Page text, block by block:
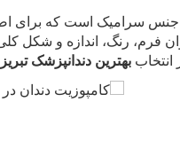
از جنس سرامیک است که برای
فرم، رنگ، اندازه و شکل کلی
بهترین دندانپزشک تبریز